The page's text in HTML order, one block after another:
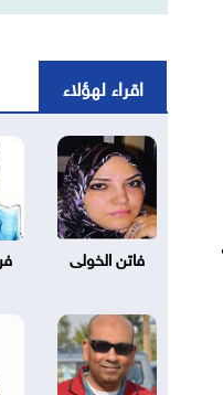
اقراء لهؤلاء
فاتن الخولى